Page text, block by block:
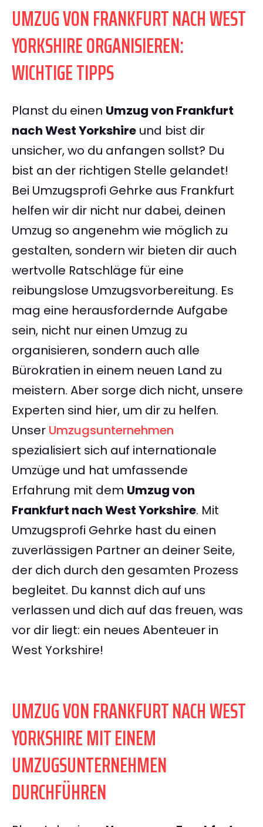
UMZUG VON FRANKFURT NACH WEST
YORKSHIRE ORGANISIEREN:
WICHTIGE TIPPS
Planst du einen Umzug von Frankfurt
nach West Yorkshire und bist dir
unsicher, wo du anfangen sollst? Du
bist an der richtigen Stelle gelandet!
Bei Umzugsprofi Gehrke aus Frankfurt
helfen wir dir nicht nur dabei, deinen
Umzug so angenehm wie möglich zu
gestalten, sondern wir bieten dir auch
wertvolle Ratschläge für eine
reibungslose Umzugsvorbereitung. Es
mag eine herausfordernde Aufgabe
sein, nicht nur einen Umzug zu
organisieren, sondern auch alle
Bürokratien in einem neuen Land zu
meistern. Aber sorge dich nicht, unsere
Experten sind hier, um dir zu helfen.
Unser Umzugsunternehmen
spezialisiert sich auf internationale
Umzüge und hat umfassende
Erfahrung mit dem Umzug von
Frankfurt nach West Yorkshire. Mit
Umzugsprofi Gehrke hast du einen
zuverlässigen Partner an deiner Seite,
der dich durch den gesamten Prozess
begleitet. Du kannst dich auf uns
verlassen und dich auf das freuen, was
vor dir liegt: ein neues Abenteuer in
West Yorkshire!
UMZUG VON FRANKFURT NACH WEST
YORKSHIRE MIT EINEM
UMZUGSUNTERNEHMEN
DURCHFÜHREN